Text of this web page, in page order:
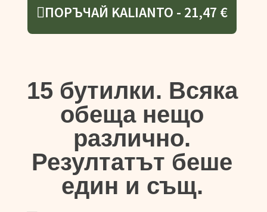
ПОРЪЧАЙ KALIANTO - 21,47 €
15 бутилки. Всяка
обеща нещо
различно.
Резултатът беше
един и същ.